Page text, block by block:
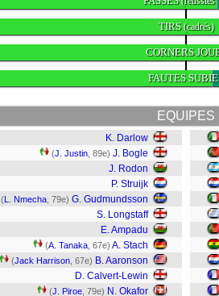
TIRS(cadrés)
CORNERS
FAUTES
EQUIPES
K. Darlow
(J. Justin , 89e) J. Bogle
J. Rodon
P. Struijk
(L. Nmecha , 79e) G. Gudmundsson
S. Longstaff
E. Ampadu
(A. Tanaka , 67e) A. Stach
(Jack Harrison , 67e) B. Aaronson
D. Calvert-Lewin
(J. Piroe , 79e) N. Okafor